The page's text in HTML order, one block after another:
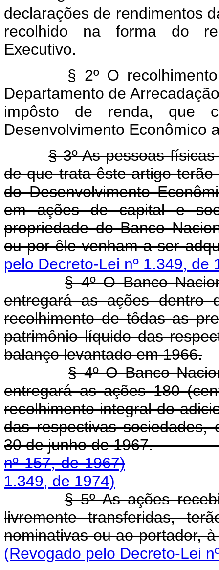
declarações de rendimentos
recolhido na forma do
Executivo.
§ 2º O recolhimento
Departamento de
impôsto de renda, que
Desenvolvimento Econômico
§ 3º As pessoas
de que trata êste artigo
do Desenvolvimento
em ações de capital e
propriedade do Banco
ou por êle venham a ser
pelo Decreto-Lei nº 1.349, de
§ 4º O Banco
entregará as ações dentro
recolhimento de tôdas as
patrimônio líquido das
balanço levantado em 1966.
§ 4º O Banco
entregará as ações 180
recolhimento integral do
das respectivas sociedades,
30 de junho de
nº 157, de 1967)
1.349, de 1974)
§ 5º As ações
livremente transferidas,
nominativas ou ao portador,
(Revogado pelo Decreto-Lei